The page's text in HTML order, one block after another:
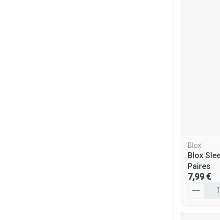
Blox
Blox
Paires
7,99 €